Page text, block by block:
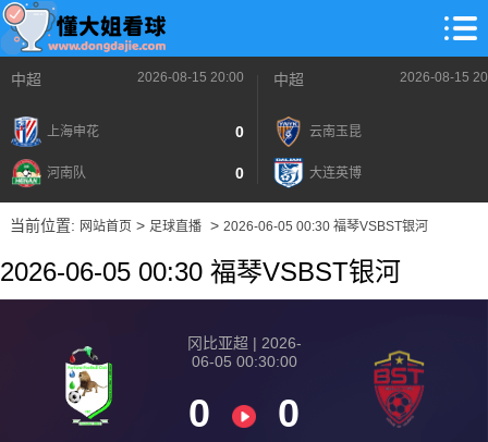
中超 2026-08-15 20:00
上海申花 0
河南队 0
中超 2026-08-15
云南玉昆
大连英博
当前位置: 网站首页> 足球直播> 2026-06-05 00:30 福琴VSBST银河
2026-06-05 00:30 福琴VSBST银河
冈比亚超 | 2026-
06-05 00:30:00
0 0